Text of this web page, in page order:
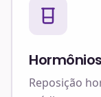
Hormônios
Reposição